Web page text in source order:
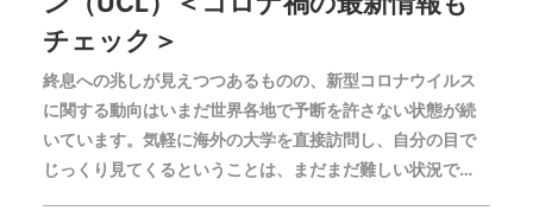
チェック＞
終息への兆しが見えつつあるものの、新型コロナウイルス
に関する動向はいまだ世界各地で予断を許さない状態が続
いています。気軽に海外の大学を直接訪問し、自分の目で
じっくり見てくるということは、まだまだ難しい状況で